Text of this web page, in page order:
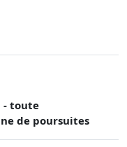
- toute
de poursuites